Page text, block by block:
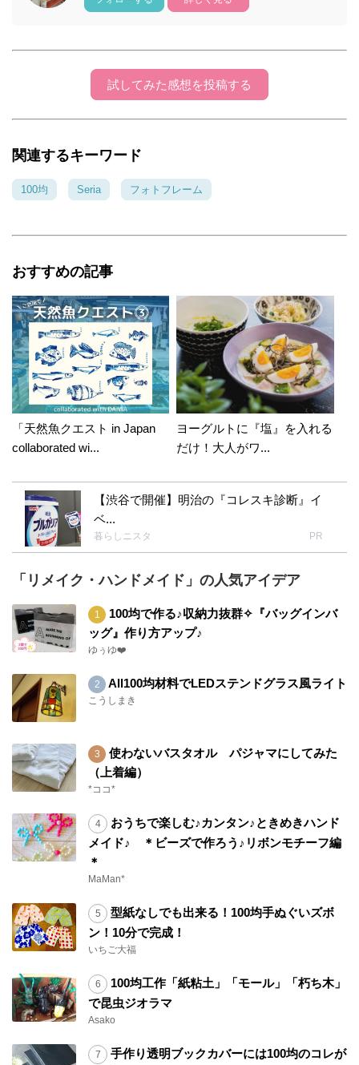
試してみた感想を投稿する
関連するキーワード
100均 Seria フォトフレーム
おすすめの記事
「天然魚クエスト in Japan
collaborated wi...
ヨーグルトに『塩』を入れる
だけ！大人がワ...
【渋谷で開催】明治の『コレスキ診断』イ
ベ...
暮らしニスタ PR
「リメイク・ハンドメイド」の人気アイデア
100均で作る♪収納力抜群✧『バッグインバ
ッグ』作り方アップ♪
ゆぅゆ❤️
All100均材料でLEDステンドグラス風ライト
こうしまき
使わないバスタオル パジャマにしてみた
（上着編）
*ココ*
おうちで楽しむ♪カンタン♪ときめきハンド
メイド♪ ＊ビーズで作ろう♪リボンモチーフ編
＊
MaMan*
型紙なしでも出来る！100均手ぬぐいズボ
ン！10分で完成！
いちご大福
100均工作「紙粘土」「モール」「朽ち木」
で昆虫ジオラマ
Asako
手作り透明ブックカバーには100均のコレが